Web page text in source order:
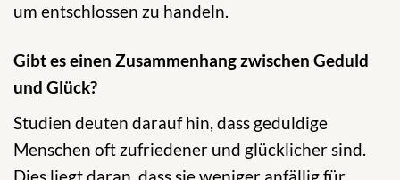
um entschlossen zu handeln.
Gibt es einen Zusammenhang zwischen Geduld
und Glück?
Studien deuten darauf hin, dass geduldige
Menschen oft zufriedener und glücklicher sind.
Dies liegt daran, dass sie weniger anfällig für